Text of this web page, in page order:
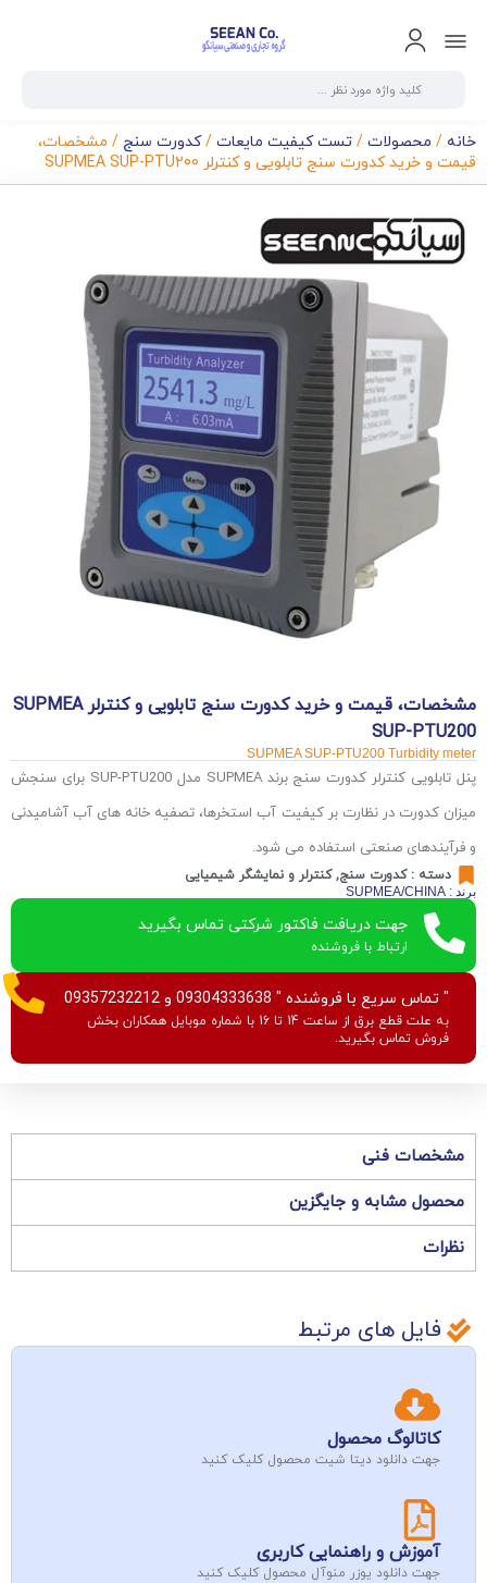
خانه / محصولات / تست کیفیت مایعات /کدورت سنج / مشخصات،
قیمت و خرید کدورت سنج تابلویی و کنترلر SUPMEA SUP-PTU200
مشخصات، قیمت و خرید کدورت سنج تابلویی و کنترلر SUPMEA
SUP-PTU200
SUPMEA SUP-PTU200 Turbidity meter
پنل تابلویی کنترلر کدورت سنج برند SUPMEA مدل SUP-PTU200 برای سنجش
میزان کدورت در نظارت بر کیفیت آب استخرها، تصفیه خانه های آب آشامیدنی
و فرآیندهای صنعتی استفاده می شود.
دسته :کدورت سنج,کنترلر و نمایشگر شیمیایی
برند : SUPMEA/CHINA
جهت دریافت فاکتور شرکتی تماس بگیرید
ارتباط با فروشنده
" تماس سریع با فروشنده " 09304333638 و 09357232212
به علت قطع برق از ساعت 14 تا 16 با شماره موبایل همکاران بخش
فروش تماس بگیرید.
مشخصات فنی
محصول مشابه و جایگزین
نظرات
فایل های مرتبط
کاتالوگ محصول
جهت دانلود دیتا شیت محصول کلیک کنید
آموزش و راهنمایی کاربری
جهت دانلود یوزر منوآل محصول کلیک کنید